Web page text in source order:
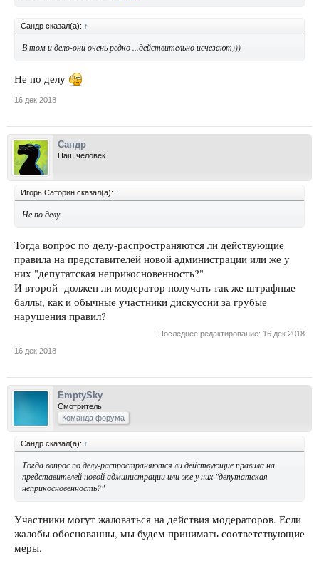
Сандр сказал(а): ↑
В том и дело-они очень редко ...действительно исчезают)))
Не по делу
16 дек 2018
Сандр
Наш человек
Игорь Саторин сказал(а): ↑
Не по делу
Тогда вопрос по делу-распространяются ли действующие
правила на представителей новой администрации или же у
них "депутатская неприкосновенность?"
И второй -должен ли модератор получать так же штрафные
баллы, как и обычные участники дискуссии за грубые
нарушения правил?
Последнее редактирование: 16 дек 2018
16 дек 2018
EmptySky
Смотритель
Команда форума
Сандр сказал(а): ↑
Тогда вопрос по делу-распространяются ли действующие правила на
представителей новой администрации или же у них "депутатская
неприкосновенность?"
Участники могут жаловаться на действия модераторов. Если
жалобы обоснованны, мы будем принимать соответствующие
меры.